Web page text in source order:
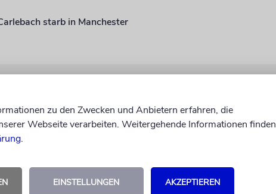
starb in Manchester
zu den Zwecken und Anbietern erfahren, die
Webseite verarbeiten. Weitergehende Informationen finden
.
EINSTELLUNGEN AKZEPTIEREN